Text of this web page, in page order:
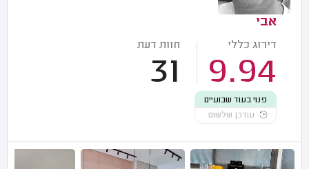
אבי
דירוג כללי
9.94
חוות דעת
31
פנוי בעוד שבועיים
עודכן שלשום